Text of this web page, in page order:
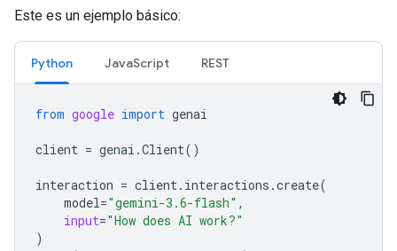
Este es un ejemplo básico:
Python JavaScript REST
from google import genai
client = genai .Client()
interaction = client. interactions .create(
model="gemini-3.6-flash" ,
input="How does AI work?"
)